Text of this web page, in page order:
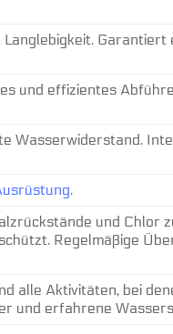
Garantiert
und effizientes
Wasserwiderstand.
.
und Chlor
Regelmäßige
alle Aktivitäten, bei
und erfahrene